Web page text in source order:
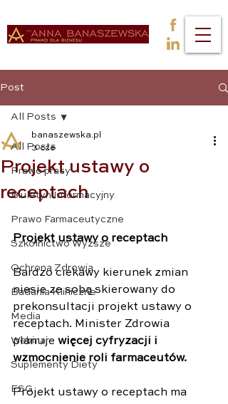
Post
All Posts
Prawo pracy
Biuletyn Informacyjny
Prawo Farmaceutyczne
Szkolnictwo Wyższe
Ochrona Zdrowia
Badania Kliniczne
Media
Webinar
Suplementy Diety
ESG
All Posts
Projekt ustawy o
receptach
banaszewska.pl
3 cze
Projekt ustawy o receptach
Bardzo ciekawy kierunek zmian
niesie ze sobą skierowany do
prekonsultacji projekt ustawy o
receptach. Minister Zdrowia
planuje więcej cyfryzacji i
wzmocnienie roli farmaceutów.
Projekt ustawy o receptach ma